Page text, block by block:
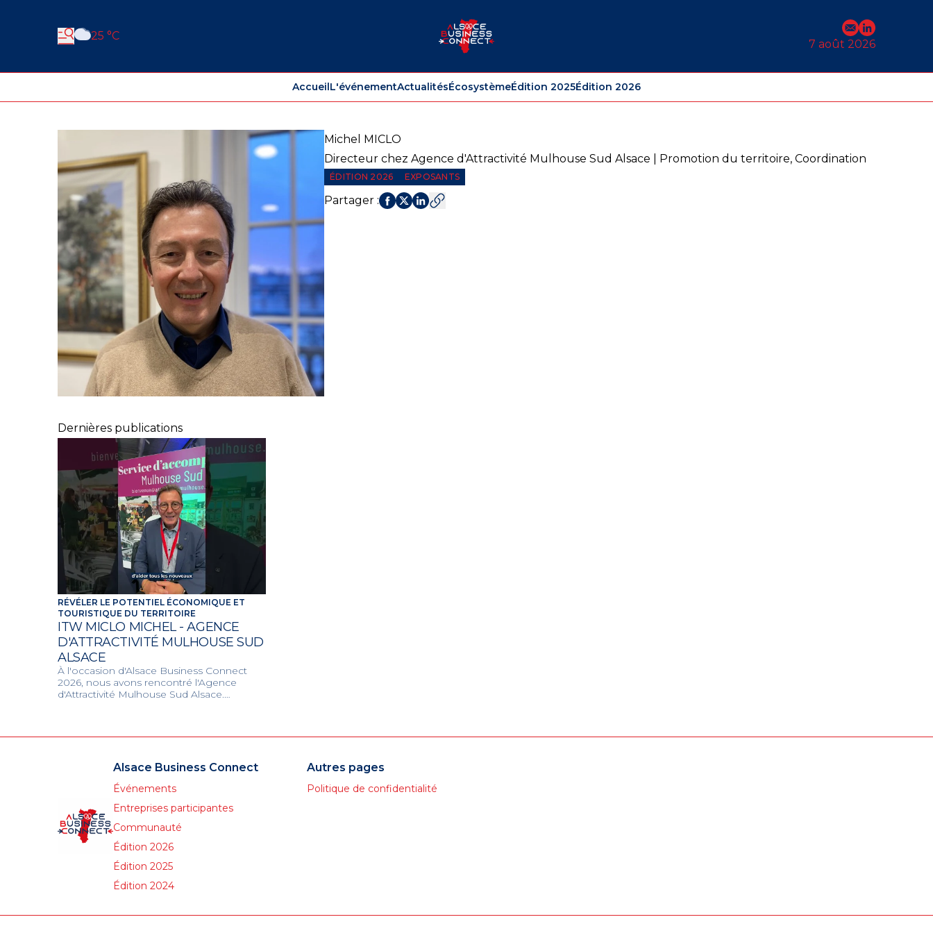
25 °C
E-mail
Profil
7 août 2026
AccueilL'événementActualitésÉcosystèmeÉdition 2025Édition 2026
Michel MICLO
Directeur chez Agence d'Attractivité Mulhouse Sud Alsace | Promotion du territoire, Coordination
ÉDITION 2026 EXPOSANTS
Partager :
Dernières publications
RÉVÉLER LE POTENTIEL ÉCONOMIQUE ET
TOURISTIQUE DU TERRITOIRE
ITW MICLO MICHEL - AGENCE
D'ATTRACTIVITÉ MULHOUSE SUD
ALSACE
À l'occasion d'Alsace Business Connect
2026, nous avons rencontré l'Agence
d'Attractivité Mulhouse Sud Alsace.
Alsace Business Connect
Événements
Entreprises participantes
Communauté
Édition 2026
Édition 2025
Édition 2024
Autres pages
Politique de confidentialité